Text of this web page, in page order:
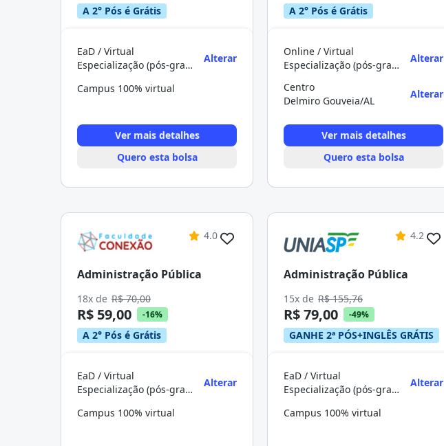
A 2° Pós é Grátis
EaD / Virtual
Especialização (pós-graduação)
Alterar
Campus 100% virtual
Ver mais detalhes
Quero esta bolsa
A 2° Pós é Grátis
Online / Virtual
Especialização (pós-graduação)
Alterar
Centro
Delmiro Gouveia/AL
Alterar
Ver mais detalhes
Quero esta bolsa
4.0
Administração Pública
18x de R$ 70,00
R$ 59,00 -16%
A 2° Pós é Grátis
EaD / Virtual
Especialização (pós-graduação)
Alterar
Campus 100% virtual
4.2
Administração Pública
15x de R$ 155,76
R$ 79,00 -49%
GANHE 2ª PÓS+INGLÊS GRÁTIS
EaD / Virtual
Especialização (pós-graduação)
Alterar
Campus 100% virtual